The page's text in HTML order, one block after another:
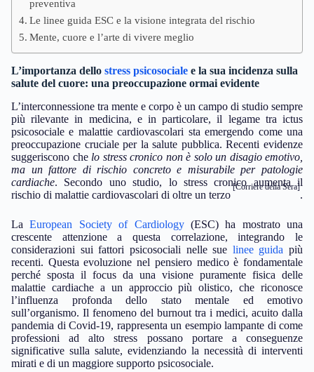
preventiva
Le linee guida ESC e la visione integrata del rischio
Mente, cuore e l’arte di vivere meglio
L’importanza dello stress psicosociale e la sua incidenza sulla
salute del cuore: una preoccupazione ormai evidente
L’interconnessione tra mente e corpo è un campo di studio sempre
più rilevante in medicina, e in particolare, il legame tra ictus
psicosociale e malattie cardiovascolari sta emergendo come una
preoccupazione cruciale per la salute pubblica. Recenti evidenze
suggeriscono che lo stress cronico non è solo un disagio emotivo,
ma un fattore di rischio concreto e misurabile per patologie
cardiache. Secondo uno studio, lo stress cronico aumenta il
rischio di malattie cardiovascolari di oltre un terzo
[Corriere della Sera]
.
LaEuropean Society of Cardiology(ESC) ha mostrato una
crescente attenzione a questa correlazione, integrando le
considerazioni sui fattori psicosociali nelle sue linee guida più
recenti. Questa evoluzione nel pensiero medico è fondamentale
perché sposta il focus da una visione puramente fisica delle
malattie cardiache a un approccio più olistico, che riconosce
l’influenza profonda dello stato mentale ed emotivo
sull’organismo. Il fenomeno del burnout tra i medici, acuito dalla
pandemia di Covid-19, rappresenta un esempio lampante di come
professioni ad alto stress possano portare a conseguenze
significative sulla salute, evidenziando la necessità di interventi
mirati e di un maggiore supporto psicosociale.